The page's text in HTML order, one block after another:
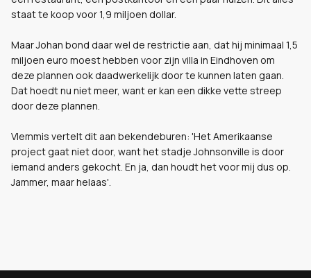
staat te koop voor 1,9 miljoen dollar.
Maar Johan bond daar wel de restrictie aan, dat hij minimaal 1,5
miljoen euro moest hebben voor zijn villa in Eindhoven om
deze plannen ook daadwerkelijk door te kunnen laten gaan.
Dat hoedt nu niet meer, want er kan een dikke vette streep
door deze plannen.
Vlemmis vertelt dit aan bekendeburen: 'Het Amerikaanse
project gaat niet door, want het stadje Johnsonville is door
iemand anders gekocht. En ja, dan houdt het voor mij dus op.
Jammer, maar helaas'.